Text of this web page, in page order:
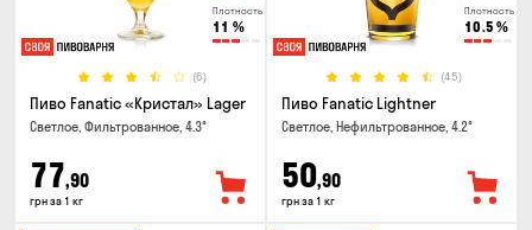
Плотность
11 %
(6)
Пиво Fanatic «Кристал» Lager
Светлое, Фильтрованное, 4.3°
77,90
грн за 1 кг
Плотность
10.5 %
(45)
Пиво Fanatic Lightner
Светлое, Нефильтрованное, 4.2°
50,90
грн за 1 кг